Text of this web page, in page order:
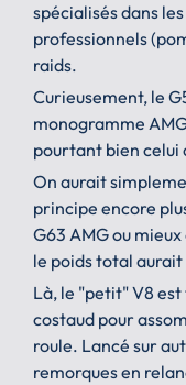
spécialisés dans
professionnels
raids.
Curieusement, le
monogramme
pourtant bien celui
On aurait
principe encore
G63 AMG ou
le poids total aurait
Là, le "petit" V8
costaud pour
roule. Lancé sur
remorques en